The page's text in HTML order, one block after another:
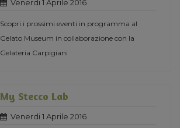
Venerdi 1 Aprile 2016
Scopri i prossimi eventi in programma al
Gelato Museum in collaborazione con la
Gelateria Carpigiani
My Stecco Lab
Venerdi 1 Aprile 2016